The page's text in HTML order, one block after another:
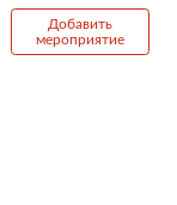
Добавить
мероприятие